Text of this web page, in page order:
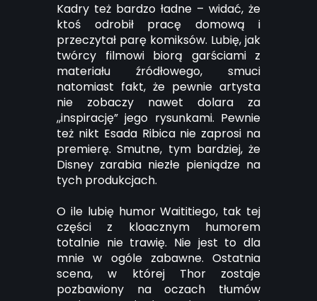
Kadry też bardzo ładne – widać, że
ktoś odrobił pracę domową i
przeczytał parę komiksów. Lubię, jak
twórcy filmowi biorą garściami z
materiału źródłowego, smuci
natomiast fakt, że pewnie artysta
nie zobaczy nawet dolara za
,,inspirację” jego rysunkami. Pewnie
też nikt Esada Ribica nie zaprosi na
premierę. Smutne, tym bardziej, że
Disney zarabia niezłe pieniądze na
tych produkcjach.
O ile lubię humor Waititiego, tak tej
części z kloacznym humorem
totalnie nie trawię. Nie jest to dla
mnie w ogóle zabawne. Ostatnia
scena, w której Thor zostaje
pozbawiony na oczach tłumów